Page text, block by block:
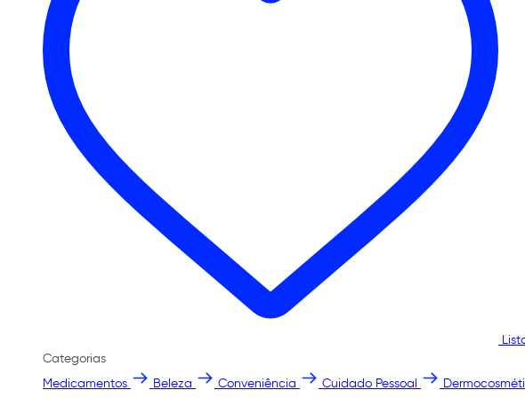
Categorias
Medicamentos
Beleza Conveniência Cuidado Pessoal